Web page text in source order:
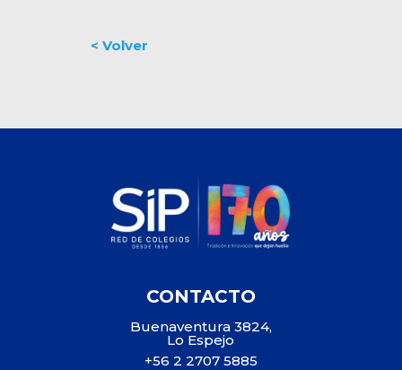
CONTACTO
Buenaventura 3824,
Lo Espejo
+56 2 2707 5885